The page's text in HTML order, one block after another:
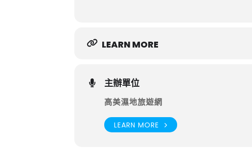
LEARN MORE
主辦單位
高美濕地旅遊網
LEARN MORE